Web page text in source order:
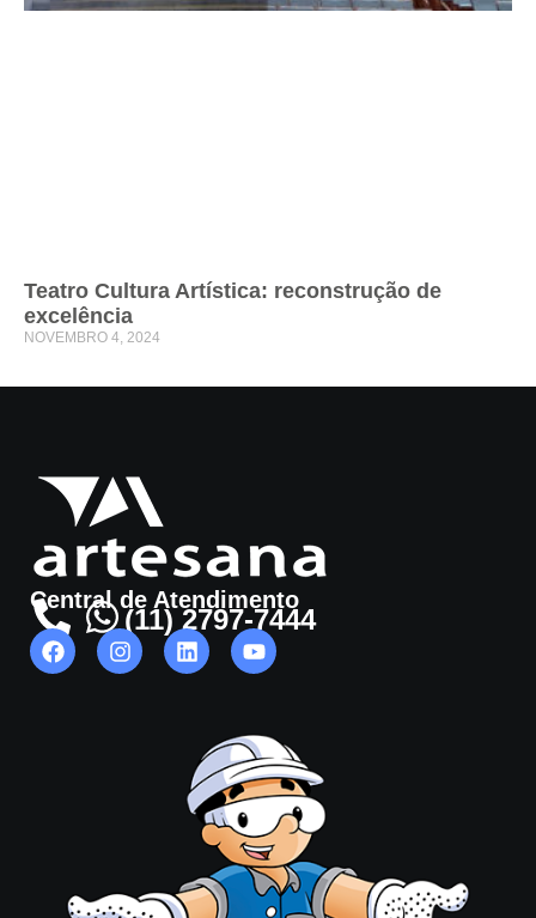
Teatro Cultura Artística: reconstrução de
excelência
NOVEMBRO 4, 2024
Central de Atendimento
(11) 2797-7444